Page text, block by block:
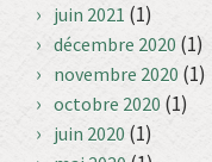
juin 2021 (1)
décembre 2020 (1)
novembre 2020 (1)
octobre 2020 (1)
juin 2020 (1)